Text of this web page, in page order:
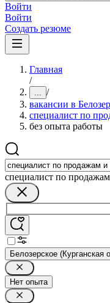
Войти
Войти
Создать резюме
Главная
/
... /
вакансии в
специалист по
без опыта работы
специалист по
Белозерское (Курганская
Нет опыта